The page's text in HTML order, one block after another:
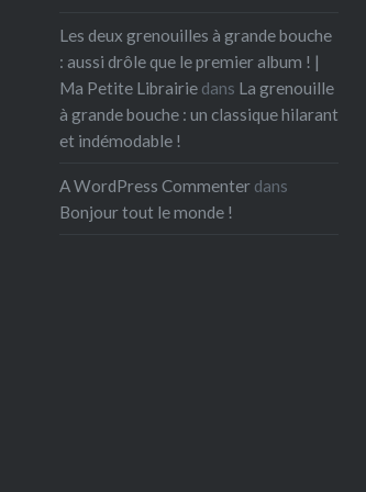
Les deux grenouilles à grande bouche
: aussi drôle que le premier album ! |
Ma Petite Librairie dans La grenouille
à grande bouche : un classique hilarant
et indémodable !
A WordPress Commenter dans
Bonjour tout le monde !